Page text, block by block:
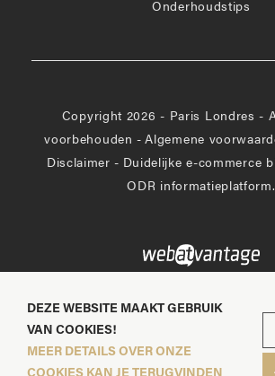
Onderhoudstips
Copyright 2026 - Paris Londres -
voorbehouden - Algemene
Disclaimer - Duidelijke e-commerce
ODR informatieplatform.
DEZE WEBSITE MAAKT GEBRUIK
VAN COOKIES!
MEER DETAILS OVER ONZE